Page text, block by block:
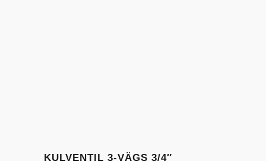
KULVENTIL 3-VÄGS 3/4″